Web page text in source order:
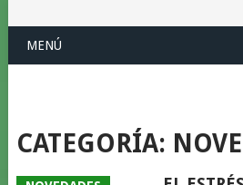
MENÚ
CATEGORÍA: